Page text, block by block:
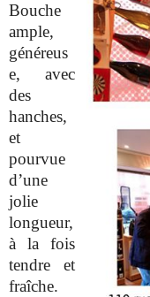
Bouche
ample,
généreus
e, avec
des
hanches,
et
pourvue
d’une
jolie
longueur,
à la fois
tendre et
fraîche.